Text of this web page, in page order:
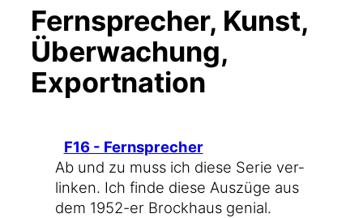
Fernsprecher, Kunst,
Überwachung,
Exportnation
F16 - Fernsprecher
Ab und zu muss ich die­se Serie ver­
lin­ken. Ich fin­de die­se Aus­zü­ge aus
dem 1952-er Brock­haus geni­al.